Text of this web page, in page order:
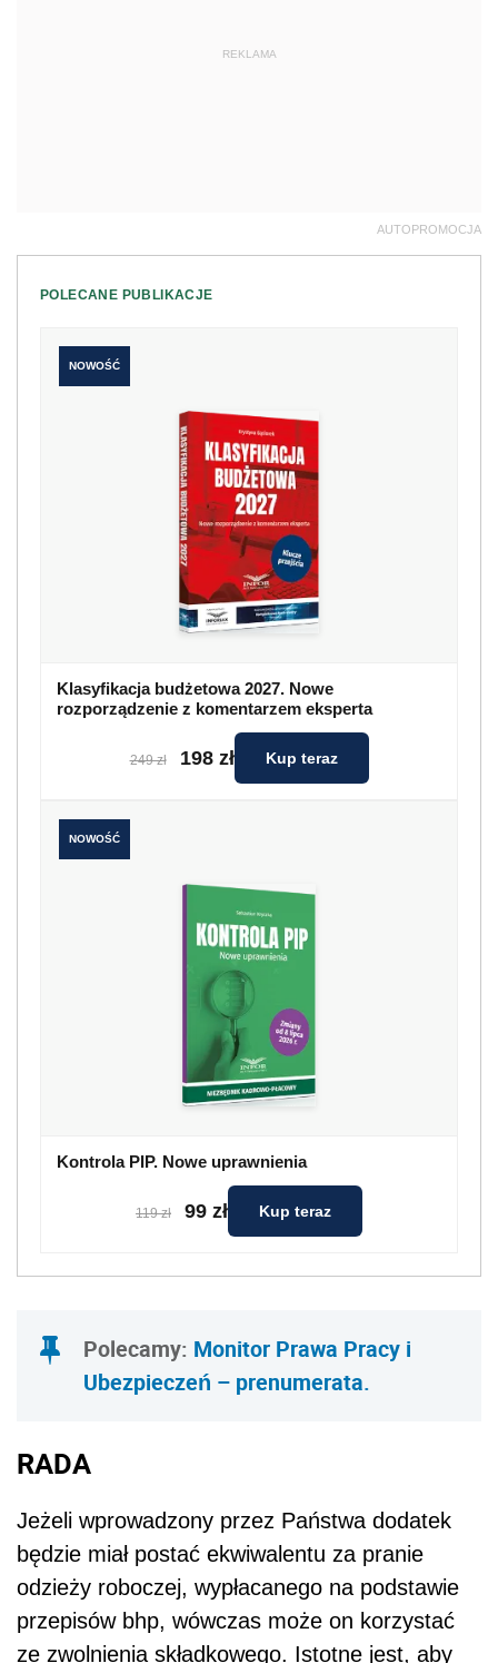
REKLAMA
AUTOPROMOCJA
POLECANE PUBLIKACJE
NOWOŚĆ
Klasyfikacja budżetowa 2027. Nowe
rozporządzenie z komentarzem eksperta
249 zł 198 zł Kup teraz
NOWOŚĆ
Kontrola PIP. Nowe uprawnienia
119 zł 99 zł Kup teraz
Polecamy: Monitor Prawa Pracy i
Ubezpieczeń – prenumerata.
RADA
Jeżeli wprowadzony przez Państwa dodatek
będzie miał postać ekwiwalentu za pranie
odzieży roboczej, wypłacanego na podstawie
przepisów bhp, wówczas może on korzystać
ze zwolnienia składkowego. Istotne jest, aby